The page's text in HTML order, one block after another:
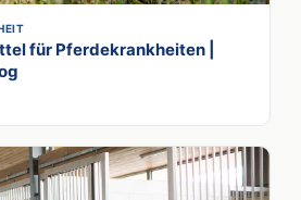
für Pferdekrankheiten |